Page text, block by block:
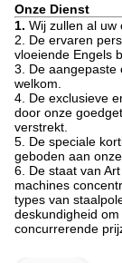
Onze Dienst
1. Wij zullen al uw
2. De ervaren
vloeiende Engels
3. De aangepaste
welkom.
4. De exclusieve
door onze
verstrekt.
5. De speciale
geboden aan
6. De staat van
machines
types van
deskundigheid
concurrerende